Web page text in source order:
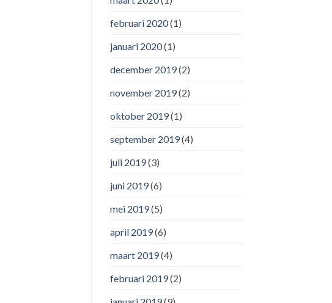
februari 2020(1)
januari 2020(1)
december 2019(2)
november 2019(2)
oktober 2019(1)
september 2019(4)
juli 2019(3)
juni 2019(6)
mei 2019(5)
april 2019(6)
maart 2019(4)
februari 2019(2)